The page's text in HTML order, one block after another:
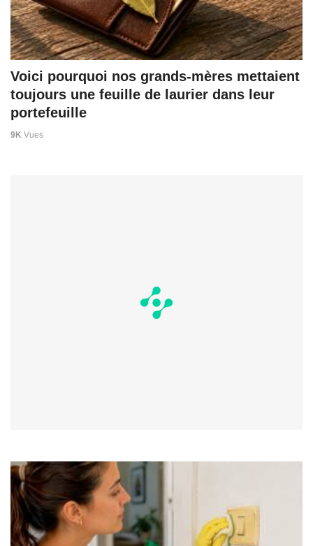
Voici pourquoi nos grands-mères mettaient
toujours une feuille de laurier dans leur
portefeuille
9K Vues